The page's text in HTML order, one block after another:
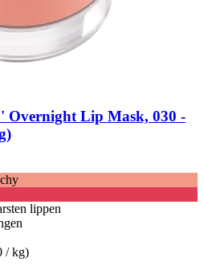
Overnight Lip Mask, 030 -​
lippen
/ kg)